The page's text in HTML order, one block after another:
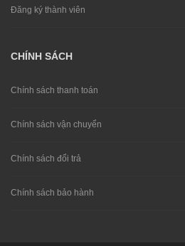
Đăng ký thành viên
CHÍNH SÁCH
Chính sách thanh toán
Chính sách vận chuyển
Chính sách đổi trả
Chính sách bảo hành